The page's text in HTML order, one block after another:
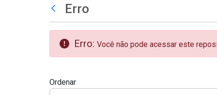
Pular para o Conteúdo principal
teste descricao
Erro
Erro: Você não pode acessar este
Ordenar